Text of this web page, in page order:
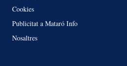
Cookies
Publicitat a Mataró Info
Nosaltres